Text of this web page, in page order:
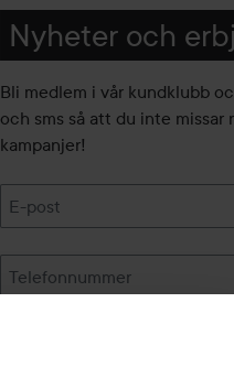
Nyheter och
Bli medlem i vår kundklubb
och sms så att du inte missar
kampanjer!
E-post
Telefonnummer